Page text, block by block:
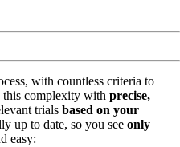
with countless criteria to
this complexity with precise,
trials based on your
up to date, so you see only
easy: